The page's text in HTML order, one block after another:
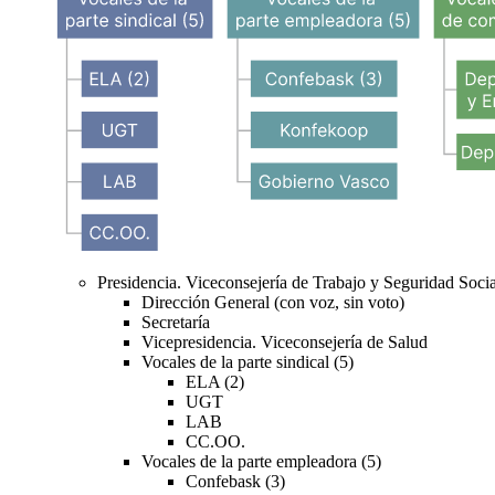
Presidencia. Viceconsejería de Trabajo y Seguridad
Dirección General (con voz, sin voto)
Secretaría
Vicepresidencia. Viceconsejería de Salud
Vocales de la parte sindical (5)
ELA (2)
UGT
LAB
CC.OO.
Vocales de la parte empleadora (5)
Confebask (3)